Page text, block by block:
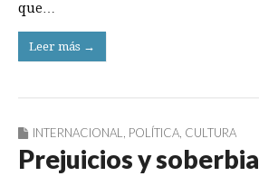
que…
Leer más →
INTERNACIONAL, POLÍTICA, CULTURA
Prejuicios y soberbia